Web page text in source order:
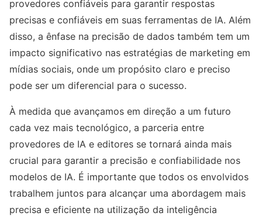
provedores confiáveis para garantir respostas
precisas e confiáveis em suas ferramentas de IA. Além
disso, a ênfase na precisão de dados também tem um
impacto significativo nas estratégias de marketing em
mídias sociais, onde um propósito claro e preciso
pode ser um diferencial para o sucesso.
À medida que avançamos em direção a um futuro
cada vez mais tecnológico, a parceria entre
provedores de IA e editores se tornará ainda mais
crucial para garantir a precisão e confiabilidade nos
modelos de IA. É importante que todos os envolvidos
trabalhem juntos para alcançar uma abordagem mais
precisa e eficiente na utilização da inteligência